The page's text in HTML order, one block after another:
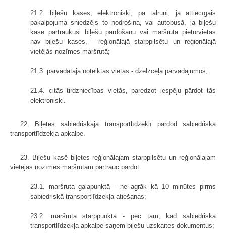
21.2. biļešu kasēs, elektroniski, pa tālruni, ja attiecīgais
pakalpojuma sniedzējs to nodrošina, vai autobusā, ja biļešu
kase pārtraukusi biļešu pārdošanu vai maršruta pieturvietās
nav biļešu kases, - reģionālajā starppilsētu un reģionālajā
vietējās nozīmes maršrutā;
21.3. pārvadātāja noteiktās vietās - dzelzceļa pārvadājumos;
21.4. citās tirdzniecības vietās, paredzot iespēju pārdot tās
elektroniski.
22. Biļetes sabiedriskajā transportlīdzeklī pārdod sabiedriskā
transport­līdzekļa apkalpe.
23. Biļešu kasē biļetes reģionālajam starppilsētu un reģionālajam
vietējās nozīmes maršrutam pārtrauc pārdot:
23.1. maršruta galapunktā - ne agrāk kā 10 minūtes pirms
sabiedriskā transportlīdzekļa atiešanas;
23.2. maršruta starppunktā - pēc tam, kad sabiedriskā
transportlīdzekļa apkalpe saņem biļešu uzskaites dokumentus;